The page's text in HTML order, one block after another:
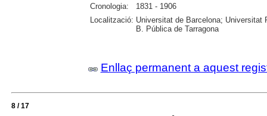
Cronologia:
1831 - 1906
Localització: Universitat de Barcelona; Universitat
B. Pública de Tarragona
Enllaç permanent a aquest
8 / 17